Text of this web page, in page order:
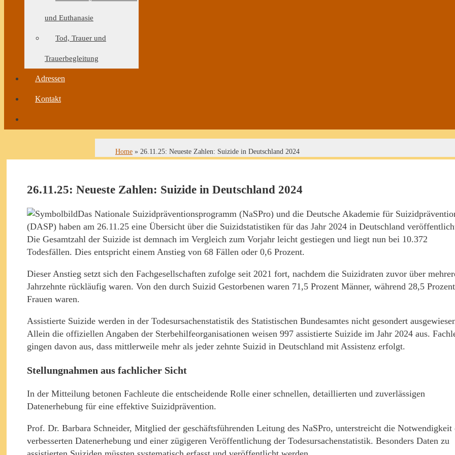
und Euthanasie
Tod, Trauer und
Trauerbegleitung
Adressen
Kontakt
Home » 26.11.25: Neueste Zahlen: Suizide in Deutschland 2024
26.11.25: Neueste Zahlen: Suizide in Deutschland 2024
Das Nationale Suizidpräventionsprogramm (NaSPro) und die Deutsche Akademie für
(DASP) haben am 26.11.25 eine Übersicht über die Suizidstatistiken für das Jahr 2024 in Deutschland
Die Gesamtzahl der Suizide ist demnach im Vergleich zum Vorjahr leicht gestiegen und liegt nun bei 10.372
Todesfällen. Dies entspricht einem Anstieg von 68 Fällen oder 0,6 Prozent.
Dieser Anstieg setzt sich den Fachgesellschaften zufolge seit 2021 fort, nachdem die Suizidraten zuvor über
Jahrzehnte rückläufig waren. Von den durch Suizid Gestorbenen waren 71,5 Prozent Männer, während 28,5 Prozent
Frauen waren.
Assistierte Suizide werden in der Todesursachenstatistik des Statistischen Bundesamtes nicht gesondert
Allein die offiziellen Angaben der Sterbehilfeorganisationen weisen 997 assistierte Suizide im Jahr 2024 aus.
gingen davon aus, dass mittlerweile mehr als jeder zehnte Suizid in Deutschland mit Assistenz erfolgt.
Stellungnahmen aus fachlicher Sicht
In der Mitteilung betonen Fachleute die entscheidende Rolle einer schnellen, detaillierten und zuverlässigen
Datenerhebung für eine effektive Suizidprävention.
Prof. Dr. Barbara Schneider, Mitglied der geschäftsführenden Leitung des NaSPro, unterstreicht die Notwendigkeit
verbesserten Datenerhebung und einer zügigeren Veröffentlichung der Todesursachenstatistik. Besonders Daten zu